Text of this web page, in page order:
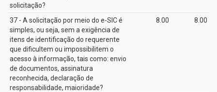
solicitação?
37 - A solicitação por meio do e­-SIC é
simples, ou seja, sem a exigência de
itens de identificação do requerente
que dificultem ou impossibilitem o
acesso à informação, tais como: envio
de documentos, assinatura
reconhecida, declaração de
responsabilidade, maioridade?
8.00 8.00